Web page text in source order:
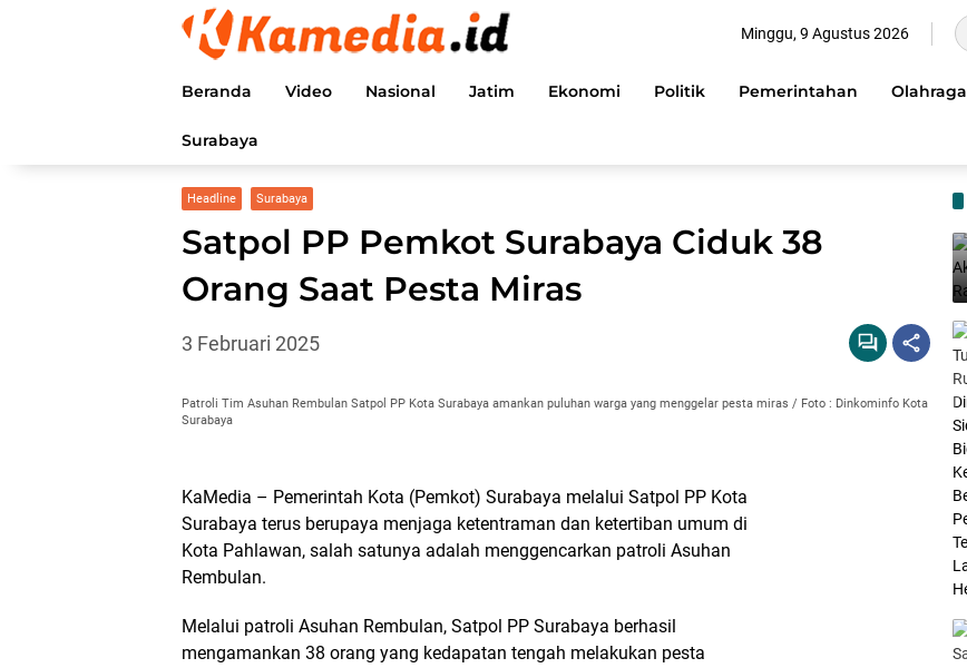
Minggu, 9 Agustus 2026
Beranda Video Nasional Jatim Ekonomi Politik Pemerintahan Olahraga
Surabaya
Headline Surabaya
Satpol PP Pemkot Surabaya Ciduk 38
Orang Saat Pesta Miras
3 Februari 2025
Patroli Tim Asuhan Rembulan Satpol PP Kota Surabaya amankan puluhan warga yang menggelar pesta miras / Foto : Dinkominfo Kota
Surabaya
KaMedia – Pemerintah Kota (Pemkot) Surabaya melalui Satpol PP Kota
Surabaya terus berupaya menjaga ketentraman dan ketertiban umum di
Kota Pahlawan, salah satunya adalah menggencarkan patroli Asuhan
Rembulan.
Melalui patroli Asuhan Rembulan, Satpol PP Surabaya berhasil
mengamankan 38 orang yang kedapatan tengah melakukan pesta